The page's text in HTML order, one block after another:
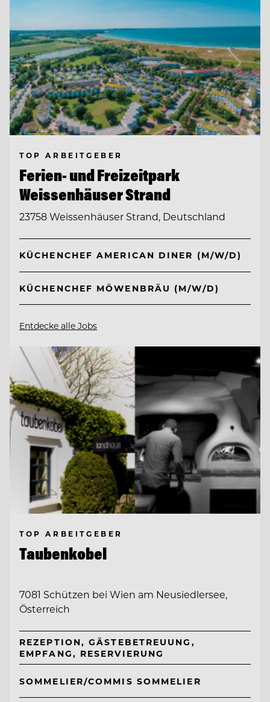
TOP ARBEITGEBER
Ferien- und Freizeitpark
Weissenhäuser Strand
23758 Weissenhäuser Strand, Deutschland
KÜCHENCHEF AMERICAN DINER (M/W/D)
KÜCHENCHEF MÖWENBRÄU (M/W/D)
Entdecke alle Jobs
TOP ARBEITGEBER
Taubenkobel
7081 Schützen bei Wien am Neusiedlersee,
Österreich
REZEPTION, GÄSTEBETREUUNG,
EMPFANG, RESERVIERUNG
SOMMELIER/COMMIS SOMMELIER